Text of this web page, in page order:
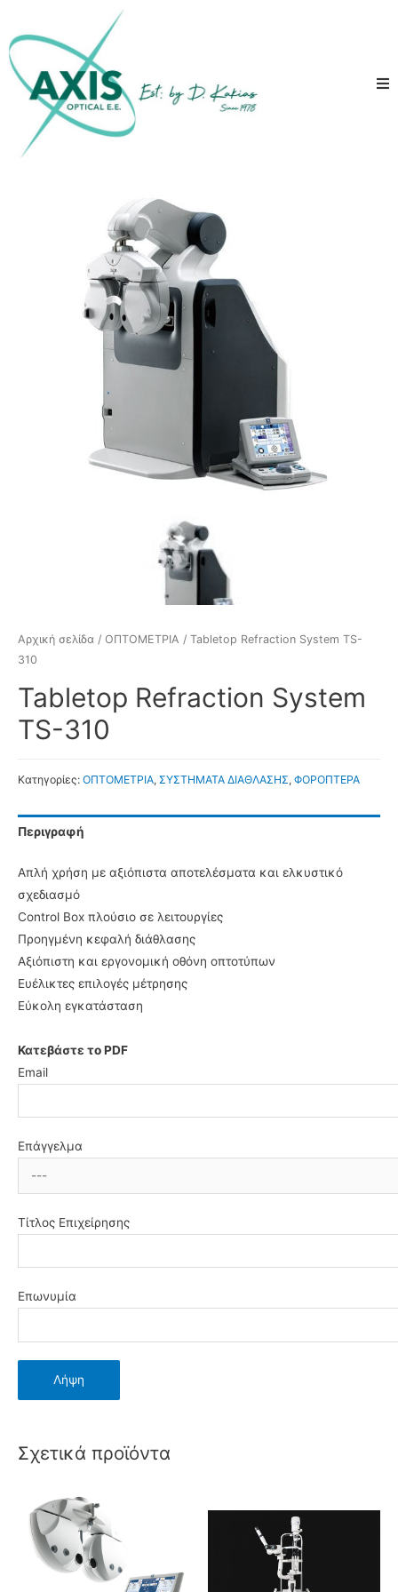
Αρχική σελίδα / ΟΠΤΟΜΕΤΡΙΑ / Tabletop Refraction System TS-
310
Tabletop Refraction System
TS-310
Κατηγορίες: ΟΠΤΟΜΕΤΡΙΑ, ΣΥΣΤΗΜΑΤΑ ΔΙΑΘΛΑΣΗΣ, ΦΟΡΟΠΤΕΡΑ
Περιγραφή
Απλή χρήση με αξιόπιστα αποτελέσματα και ελκυστικό
σχεδιασμό
Control Box πλούσιο σε λειτουργίες
Προηγμένη κεφαλή διάθλασης
Αξιόπιστη και εργονομική οθόνη οπτοτύπων
Ευέλικτες επιλογές μέτρησης
Εύκολη εγκατάσταση
Κατεβάστε το PDF
Email
Επάγγελμα
Τίτλος Επιχείρησης
Επωνυμία
Σχετικά προϊόντα